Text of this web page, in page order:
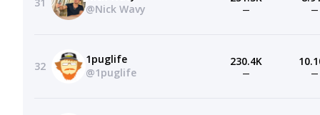
@Nick Wavy
— —
32
1puglife
@1puglife
230.4K
— —